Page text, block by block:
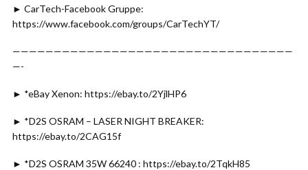
► CarTech-Facebook Gruppe:
https://www.facebook.com/groups/CarTechYT/
——————————————————————————————————
—-
► *eBay Xenon: https://ebay.to/2YjlHP6
► *D2S OSRAM – LASER NIGHT BREAKER:
https://ebay.to/2CAG15f
► *D2S OSRAM 35W 66240 : https://ebay.to/2TqkH85